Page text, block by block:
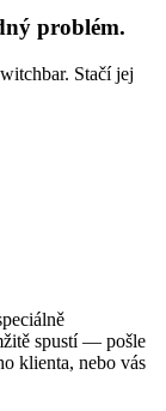
problém.
Stačí jej
spustí — pošle
klienta, nebo vás